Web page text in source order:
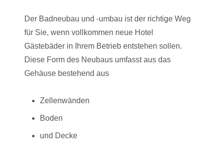
Der Badneubau und -umbau ist der richtige Weg
für Sie, wenn vollkommen neue Hotel
Gästebäder in Ihrem Betrieb entstehen sollen.
Diese Form des Neubaus umfasst aus das
Gehäuse bestehend aus
Zellenwänden
Boden
und Decke